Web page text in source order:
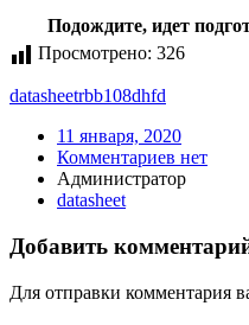
Подождите, идет
Просмотрено: 326
datasheetrbb108dhfd
11 января, 2020
Комментариев нет
Администратор
datasheet
Добавить
Для отправки комментария